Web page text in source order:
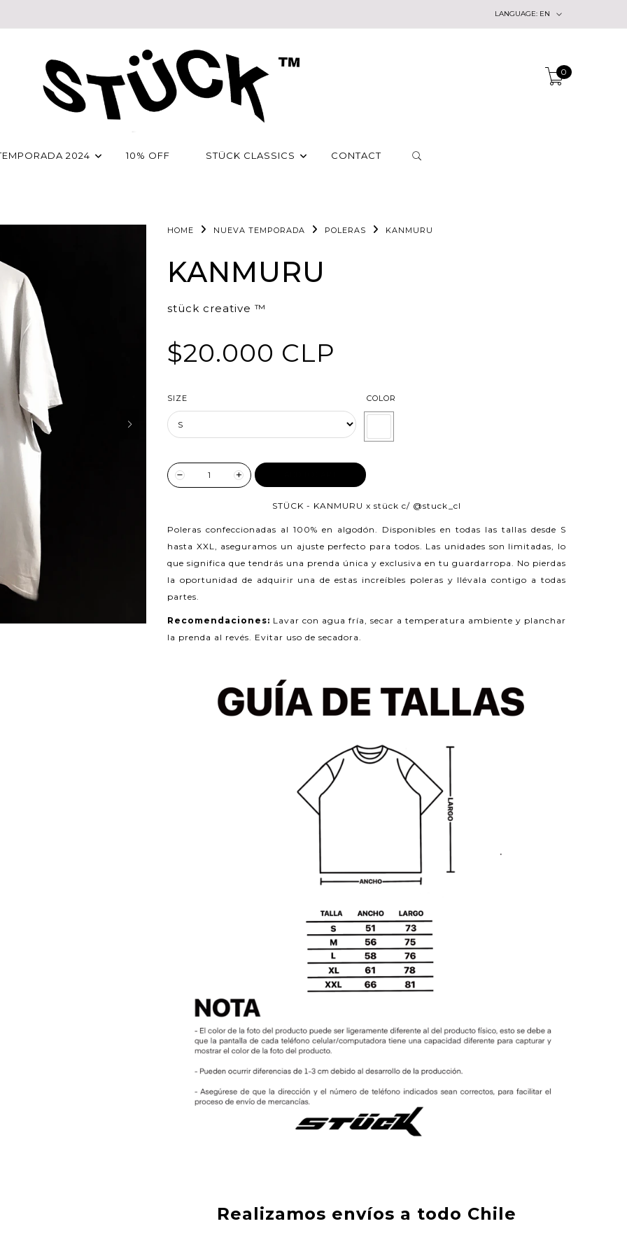
LANGUAGE: EN
0
2024 10% OFF STÜCK CLASSICS CONTACT
HOME NUEVA TEMPORADA POLERAS KANMURU
KANMURU
stück creative ™
$20.000 CLP
SIZE COLOR
STÜCK - KANMURU x stück c/ @stuck_cl
Poleras confeccionadas al 100% en algodón. Disponibles en todas las tallas desde S
hasta XXL, aseguramos un ajuste perfecto para todos. Las unidades son limitadas, lo
que significa que tendrás una prenda única y exclusiva en tu guardarropa. No pierdas
la oportunidad de adquirir una de estas increíbles poleras y llévala contigo a todas
partes.
Recomendaciones: Lavar con agua fría, secar a temperatura ambiente y planchar
la prenda al revés. Evitar uso de secadora.
Realizamos envíos a todo Chile